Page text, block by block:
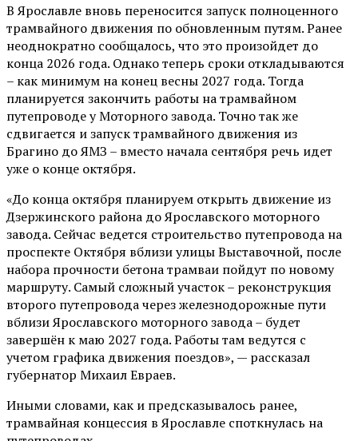
В Ярославле вновь переносится запуск полноценного
трамвайного движения по обновленным путям. Ранее
неоднократно сообщалось, что это произойдет до
конца 2026 года. Однако теперь сроки откладываются
– как минимум на конец весны 2027 года. Тогда
планируется закончить работы на трамвайном
путепроводе у Моторного завода. Точно так же
сдвигается и запуск трамвайного движения из
Брагино до ЯМЗ – вместо начала сентября речь идет
уже о конце октября.
«До конца октября планируем открыть движение из
Дзержинского района до Ярославского моторного
завода. Сейчас ведется строительство путепровода на
проспекте Октября вблизи улицы Выставочной, после
набора прочности бетона трамваи пойдут по новому
маршруту. Самый сложный участок – реконструкция
второго путепровода через железнодорожные пути
вблизи Ярославского моторного завода – будет
завершён к маю 2027 года. Работы там ведутся с
учетом графика движения поездов», — рассказал
губернатор Михаил Евраев.
Иными словами, как и предсказывалось ранее,
трамвайная концессия в Ярославле споткнулась на